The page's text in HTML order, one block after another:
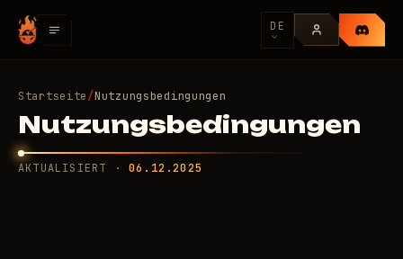
DE
Startseite/Nutzungsbedingungen
Nutzungsbedingungen
AKTUALISIERT · 06.12.2025